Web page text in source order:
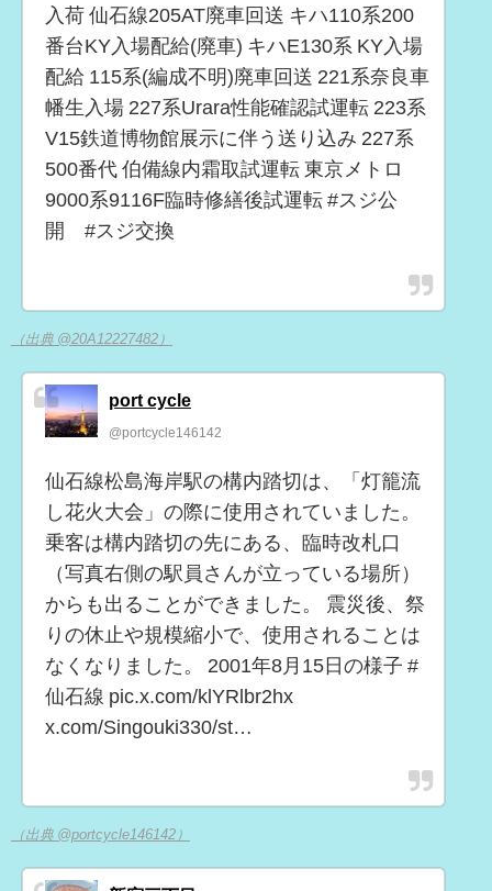
入荷 仙石線205AT廃車回送 キハ110系200
番台KY入場配給(廃車) キハE130系 KY入場
配給 115系(編成不明)廃車回送 221系奈良車
幡生入場 227系Urara性能確認試運転 223系
V15鉄道博物館展示に伴う送り込み 227系
500番代 伯備線内霜取試運転 東京メトロ
9000系9116F臨時修繕後試運転 #スジ公
開 #スジ交換
（出典 @20A12227482）
port cycle
@portcycle146142
仙石線松島海岸駅の構内踏切は、「灯籠流
し花火大会」の際に使用されていました。
乗客は構内踏切の先にある、臨時改札口
（写真右側の駅員さんが立っている場所）
からも出ることができました。 震災後、祭
りの休止や規模縮小で、使用されることは
なくなりました。 2001年8月15日の様子 #
仙石線 pic.x.com/klYRlbr2hx
x.com/Singouki330/st…
（出典 @portcycle146142）